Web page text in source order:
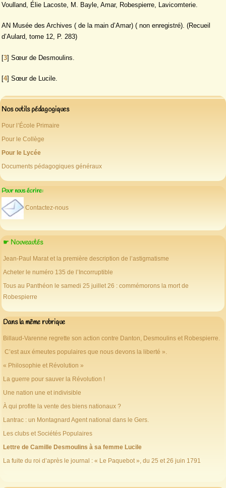
Voulland, Élie Lacoste, M. Bayle, Amar, Robespierre, Lavicomterie.
AN Musée des Archives ( de la main d’Amar) ( non enregistré). (Recueil
d’Aulard, tome 12, P. 283)
[3] Sœur de Desmoulins.
[4] Sœur de Lucile.
Nos outils pédagogiques
Pour l’École Primaire
Pour le Collège
Pour le Lycée
Documents pédagogiques généraux
Pour nous écrire:
Contactez-nous
☛ Nouveautés
Jean-Paul Marat et la première description de l’astigmatisme
Acheter le numéro 135 de l’Incorruptible
Tous au Panthéon le samedi 25 juillet 26 : commémorons la mort de
Robespierre
Dans la même rubrique
Billaud-Varenne regrette son action contre Danton, Desmoulins et Robespierre.
C’est aux émeutes populaires que nous devons la liberté ».
« Philosophie et Révolution »
La guerre pour sauver la Révolution !
Une nation une et indivisible
À qui profite la vente des biens nationaux ?
Lantrac : un Montagnard Agent national dans le Gers.
Les clubs et Sociétés Populaires
Lettre de Camille Desmoulins à sa femme Lucile
La fuite du roi d’après le journal : « Le Paquebot », du 25 et 26 juin 1791